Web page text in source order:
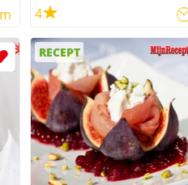
vanillemascarpone
4
RECEPT